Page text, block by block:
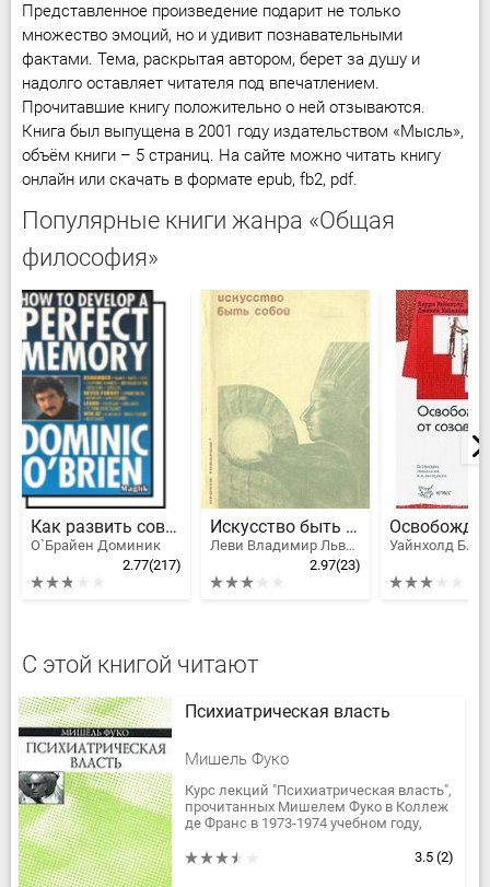
Представленное произведение подарит не только
множество эмоций, но и удивит познавательными
фактами. Тема, раскрытая автором, берет за душу и
надолго оставляет читателя под впечатлением.
Прочитавшие книгу положительно о ней отзываются.
Книга был выпущена в 2001 году издательством «Мысль»,
объём книги – 5 страниц. На сайте можно читать книгу
онлайн или скачать в формате epub, fb2, pdf.
Популярные книги жанра «Общая
философия»
Как развить совершенную память
О`Брайен Доминик
2.77(217)
Искусство быть собой
Леви Владимир Львович
2.97(23)
С этой книгой читают
Психиатрическая власть
Мишель Фуко
Курс лекций "Психиатрическая власть",
прочитанных Мишелем Фуко в Коллеж
де Франс в 1973-1974 учебном году,
власти, сформировавшемуся в...
3.5 (2)